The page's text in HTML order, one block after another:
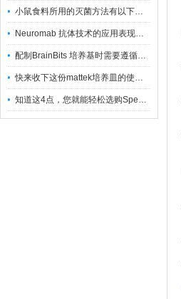
小鼠食料所用的灭菌方法有以下三种
Neuromab 抗体技术的应用表现在这几方面
配制BrainBits 培养基时需要遵循的原则
快来收下这份mattek培养皿的使用指南
知道这4点，您就能轻松选购Spectrum 膜